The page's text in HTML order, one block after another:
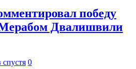
победу
Двалишвили
спустя 0